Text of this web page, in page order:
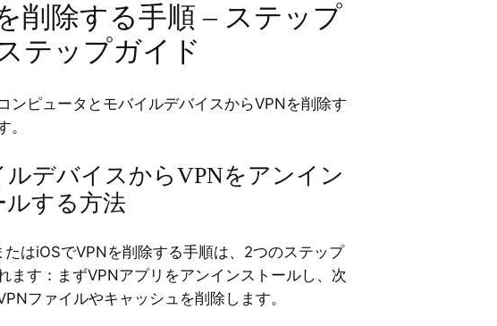
削除する手順 – ステップ
テップガイド
ンピュータとモバイルデバイスからVPNを削除す
。
ルデバイスからVPNをアンイン
ルする方法
はiOSでVPNを削除する手順は、2つのステップ
ます：まずVPNアプリをアンインストールし、次
ファイルやキャッシュを削除します。